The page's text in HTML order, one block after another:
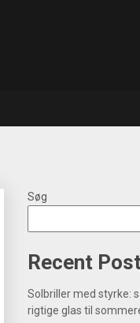
Søg
Recent
Solbriller med styrke:
rigtige glas til